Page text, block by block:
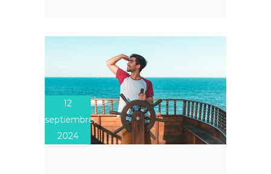
12
septiembre,
2024